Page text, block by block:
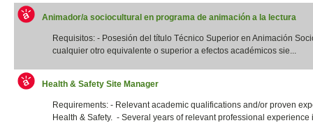
Animador/a sociocultural en programa de animación a la lectura
Requisitos: - Posesión del título Técnico Superior en Animación
cualquier otro equivalente o superior a efectos académicos sie...
Health & Safety Site Manager
Requirements: - Relevant academic qualifications and/or proven
Health & Safety. - Several years of relevant professional experience